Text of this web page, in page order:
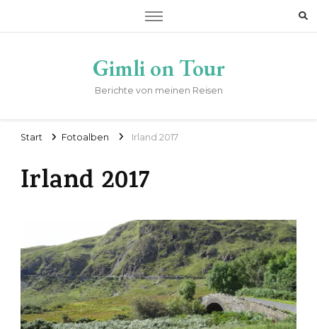
Gimli on Tour
Berichte von meinen Reisen
Start Fotoalben Irland 2017
Irland 2017